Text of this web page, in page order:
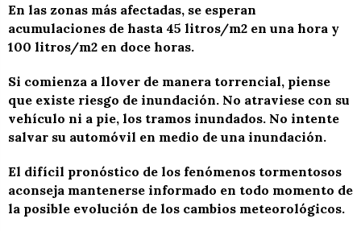
En las zonas más afectadas, se esperan
acumulaciones de hasta 45 litros/m2 en una hora y
100 litros/m2 en doce horas.
Si comienza a llover de manera torrencial, piense
que existe riesgo de inundación. No atraviese con su
vehículo ni a pie, los tramos inundados. No intente
salvar su automóvil en medio de una inundación.
El difícil pronóstico de los fenómenos tormentosos
aconseja mantenerse informado en todo momento de
la posible evolución de los cambios meteorológicos.